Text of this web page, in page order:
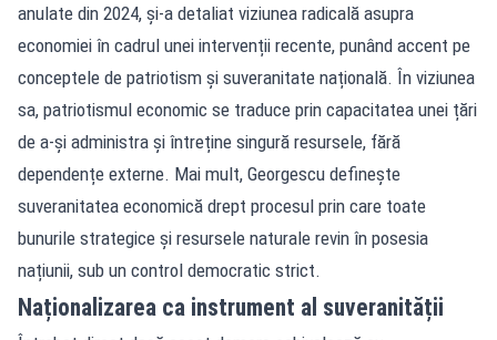
anulate din 2024, și-a detaliat viziunea radicală asupra
economiei în cadrul unei intervenții recente, punând accent pe
conceptele de patriotism și suveranitate națională. În viziunea
sa, patriotismul economic se traduce prin capacitatea unei țări
de a-și administra și întreține singură resursele, fără
dependențe externe. Mai mult, Georgescu definește
suveranitatea economică drept procesul prin care toate
bunurile strategice și resursele naturale revin în posesia
națiunii, sub un control democratic strict.
Naționalizarea ca instrument al suveranității